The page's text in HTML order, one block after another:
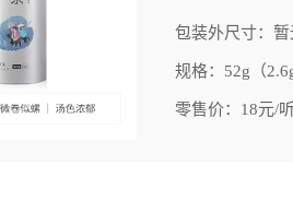
包装外尺寸：暂
规格：52g（
零售价：18元/